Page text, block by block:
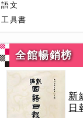
語文
工具書
全館暢銷榜
新
日